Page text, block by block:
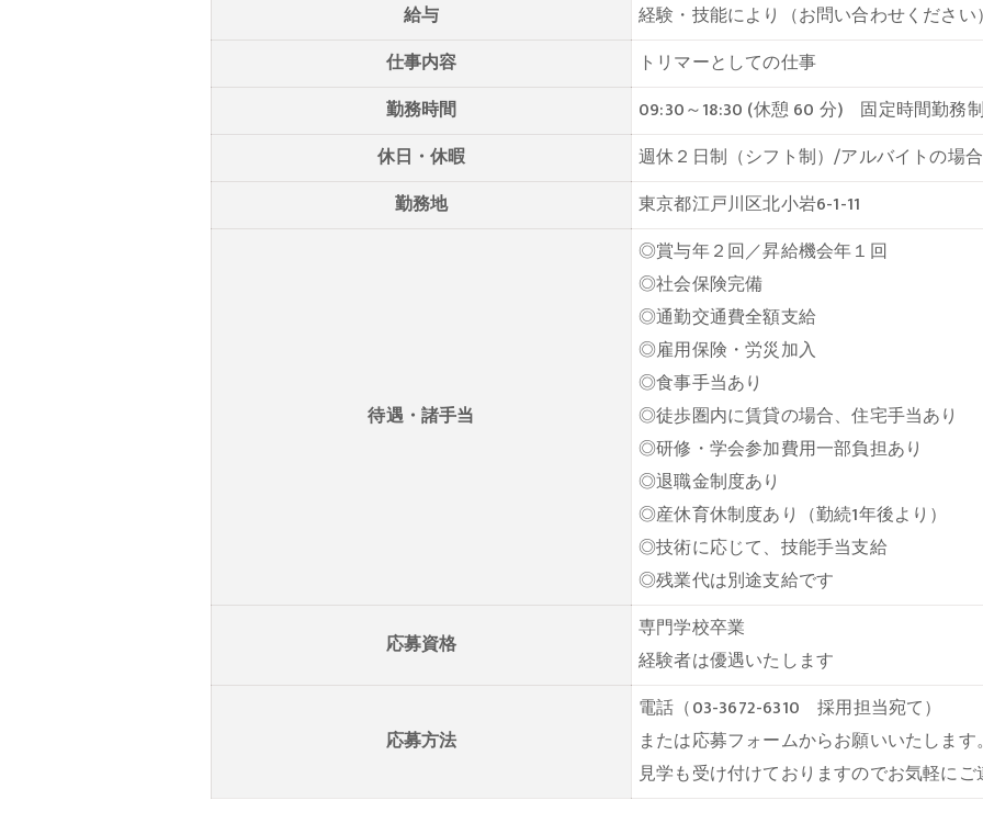
給与
経験・技能により（お問い合わせください）
仕事内容
トリマーとしての仕事
勤務時間
09:30～18:30 (休憩 60 分) 固定時間勤務
休日・休暇
週休２日制（シフト制）/アルバイトの場
勤務地
東京都江戸川区北小岩6-1-11
待遇・諸手当
◎賞与年２回／昇給機会年１回
◎社会保険完備
◎通勤交通費全額支給
◎雇用保険・労災加入
◎食事手当あり
◎徒歩圏内に賃貸の場合、住宅手当あり
◎研修・学会参加費用一部負担あり
◎退職金制度あり
◎産休育休制度あり（勤続1年後より）
◎技術に応じて、技能手当支給
◎残業代は別途支給です
応募資格
専門学校卒業
経験者は優遇いたします
応募方法
電話（03-3672-6310 採用担当宛て）
または応募フォームからお願いいたします。
見学も受け付けておりますのでお気軽にご